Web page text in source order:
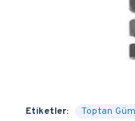
Etiketler: Toptan